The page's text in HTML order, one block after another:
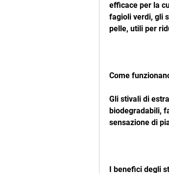
efficace per la
fagioli verdi, gli
pelle, utili per
Come
Gli stivali di
biodegradabili,
sensazione di
I benefici degli